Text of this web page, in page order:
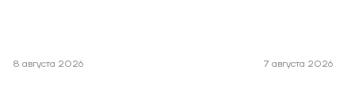
8 августа 2026 7 августа 2026